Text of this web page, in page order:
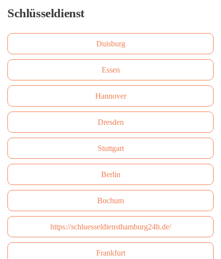
Schlüsseldienst
Duisburg
Essen
Hannover
Dresden
Stuttgart
Berlin
Bochum
https://schluesseldiensthamburg24h.de/
Frankfurt